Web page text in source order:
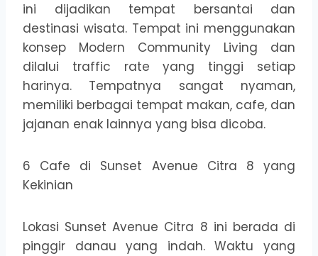
ini dijadikan tempat bersantai dan
destinasi wisata. Tempat ini menggunakan
konsep Modern Community Living dan
dilalui traffic rate yang tinggi setiap
harinya. Tempatnya sangat nyaman,
memiliki berbagai tempat makan, cafe, dan
jajanan enak lainnya yang bisa dicoba.
6 Cafe di Sunset Avenue Citra 8 yang
Kekinian
Lokasi Sunset Avenue Citra 8 ini berada di
pinggir danau yang indah. Waktu yang